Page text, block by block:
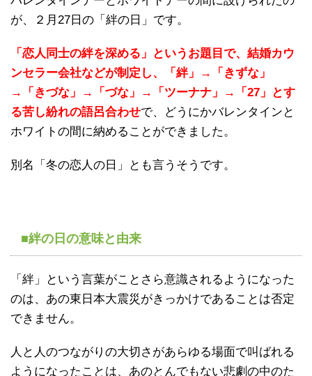
が、２月27日の「絆の日」です。
「恋人同士の絆を深める」というお題目で、結婚カウ
ンセラー会社などが制定し、「絆」→「きずな」
→「きづな」→「づな」→「ツーナナ」→「27」とす
る苦し紛れの語呂合わせで、どうにかバレンタインと
ホワイトの間に納めることができました。
別名「冬の恋人の日」とも言うそうです。
■絆の日の意味と由来
「絆」という言葉がことさら意識されるようになった
のは、あの東日本大震災がきっかけであることは否定
できません。
人と人のつながりの大切さがあらゆる場面で叫ばれる
ようになったことは、あのとんでもない悲劇の中のた